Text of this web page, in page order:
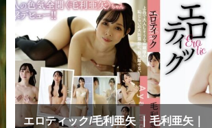
エロティック/毛利亜矢 ｜毛利亜矢｜